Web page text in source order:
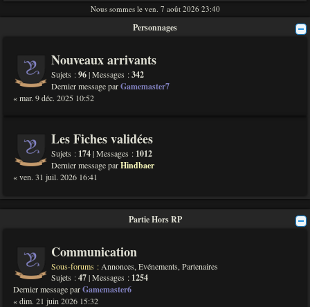
Nous sommes le ven. 7 août 2026 23:40
Personnages
Nouveaux arrivants
Sujets :96| Messages :342
Dernier message parGamemaster7
« mar. 9 déc. 2025 10:52
Les Fiches validées
Sujets : 174| Messages : 1012
Dernier message parHindbaer
« ven. 31 juil. 2026 16:41
Partie Hors RP
Communication
Sous-forums : Annonces, Evénements, Partenaires
Sujets :47| Messages : 1254
Dernier message parGamemaster6
« dim. 21 juin 2026 15:32